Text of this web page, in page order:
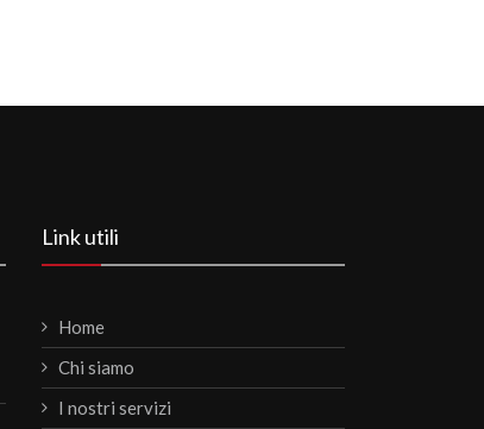
Link utili
Home
Chi siamo
I nostri servizi